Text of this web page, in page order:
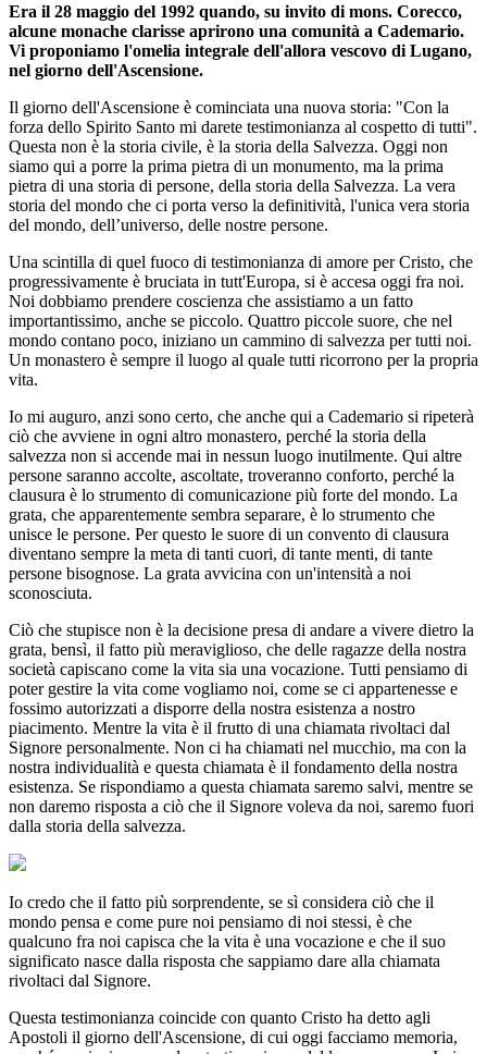
Era il 28 maggio del 1992 quando, su invito di mons. Corecco,
alcune monache clarisse aprirono una comunità a Cademario.
Vi proponiamo l'omelia integrale dell'allora vescovo di Lugano,
nel giorno dell'Ascensione.
Il giorno dell'Ascensione è cominciata una nuova storia: "Con la
forza dello Spirito Santo mi darete testimonianza al cospetto di tutti".
Questa non è la storia civile, è la storia della Salvezza. Oggi non
siamo qui a porre la prima pietra di un monumento, ma la prima
pietra di una storia di persone, della storia della Salvezza. La vera
storia del mondo che ci porta verso la definitività, l'unica vera storia
del mondo, dell’universo, delle nostre persone.
Una scintilla di quel fuoco di testimonianza di amore per Cristo, che
progressivamente è bruciata in tutt'Europa, si è accesa oggi fra noi.
Noi dobbiamo prendere coscienza che assistiamo a un fatto
importantissimo, anche se piccolo. Quattro piccole suore, che nel
mondo contano poco, iniziano un cammino di salvezza per tutti noi.
Un monastero è sempre il luogo al quale tutti ricorrono per la propria
vita.
Io mi auguro, anzi sono certo, che anche qui a Cademario si ripeterà
ciò che avviene in ogni altro monastero, perché la storia della
salvezza non si accende mai in nessun luogo inutilmente. Qui altre
persone saranno accolte, ascoltate, troveranno conforto, perché la
clausura è lo strumento di comunicazione più forte del mondo. La
grata, che apparentemente sembra separare, è lo strumento che
unisce le persone. Per questo le suore di un convento di clausura
diventano sempre la meta di tanti cuori, di tante menti, di tante
persone bisognose. La grata avvicina con un'intensità a noi
sconosciuta.
Ciò che stupisce non è la decisione presa di andare a vivere dietro la
grata, bensì, il fatto più meraviglioso, che delle ragazze della nostra
società capiscano come la vita sia una vocazione. Tutti pensiamo di
poter gestire la vita come vogliamo noi, come se ci appartenesse e
fossimo autorizzati a disporre della nostra esistenza a nostro
piacimento. Mentre la vita è il frutto di una chiamata rivoltaci dal
Signore personalmente. Non ci ha chiamati nel mucchio, ma con la
nostra individualità e questa chiamata è il fondamento della nostra
esistenza. Se rispondiamo a questa chiamata saremo salvi, mentre se
non daremo risposta a ciò che il Signore voleva da noi, saremo fuori
dalla storia della salvezza.
Io credo che il fatto più sorprendente, se sì considera ciò che il
mondo pensa e come pure noi pensiamo di noi stessi, è che
qualcuno fra noi capisca che la vita è una vocazione e che il suo
significato nasce dalla risposta che sappiamo dare alla chiamata
rivoltaci dal Signore.
Questa testimonianza coincide con quanto Cristo ha detto agli
Apostoli il giorno dell'Ascensione, di cui oggi facciamo memoria,